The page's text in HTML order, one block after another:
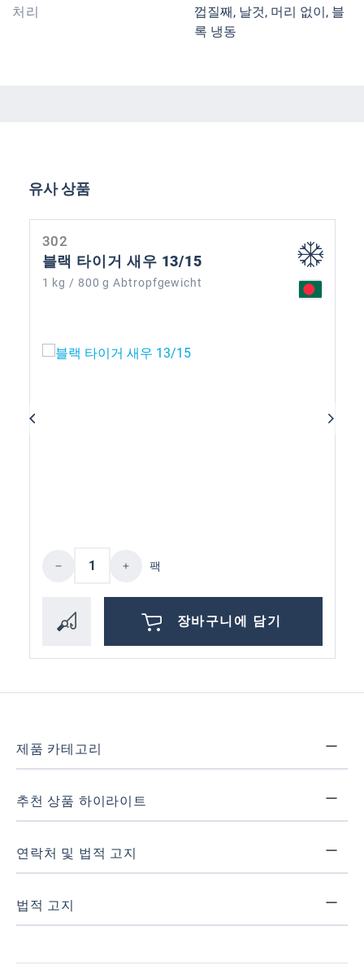
처리
껍질째, 날것, 머리 없이, 블
록 냉동
제품 갤러리 건너뛰기
유사 상품
302
블랙 타이거 새우 13/15
1 kg / 800 g Abtropfgewicht
제품 수량: 원하는 값을 입력하거나 버
팩
장바구니에 담기
제품 카테고리
추천 상품 하이라이트
연락처 및 법적 고지
법적 고지